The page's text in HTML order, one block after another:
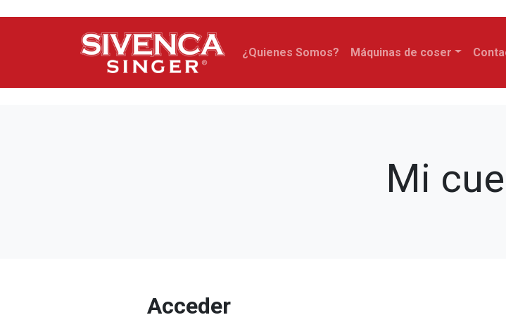
¿Quienes Somos? Máquinas de coser
Mi
Acceder